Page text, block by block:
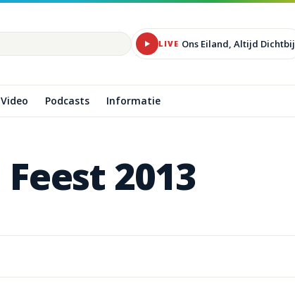
LIVE Ons Eiland, Altijd Dichtbij
Video Podcasts Informatie
Feest2013